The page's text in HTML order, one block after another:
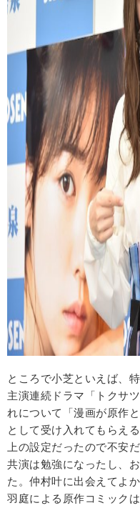
ところで小芝といえば、
主演連続ドラマ「トクサ
れについて「漫画が原作
として受け入れてもらえ
上の設定だったので不安
共演は勉強になったし、
た。仲村叶に出会えてよ
羽庭による原作コミック